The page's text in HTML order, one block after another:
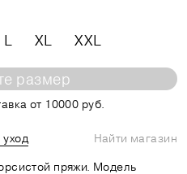
L XL XXL
размер
от 10000 руб.
Найти магазин
пряжи. Модель